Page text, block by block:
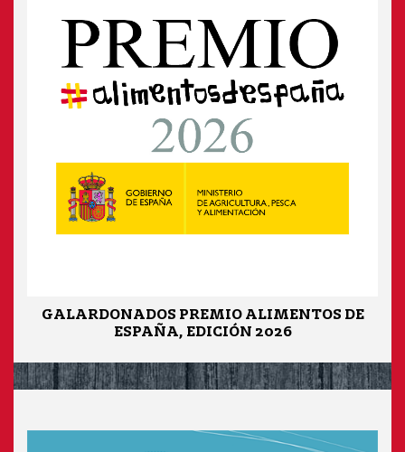
GALARDONADOS PREMIO ALIMENTOS DE
ESPAÑA, EDICIÓN 2026